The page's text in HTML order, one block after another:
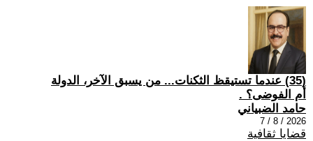
(35) عندما تستيقظ الثكنات... من يسبق الآخر، الدولة
أم الفوضى؟ .
حامد الضبياني
2026 / 8 / 7
قضايا ثقافية